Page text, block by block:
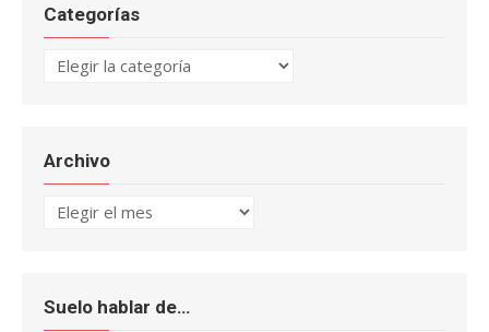
Categorías
Categorías
Archivo
Archivo
Suelo hablar de…